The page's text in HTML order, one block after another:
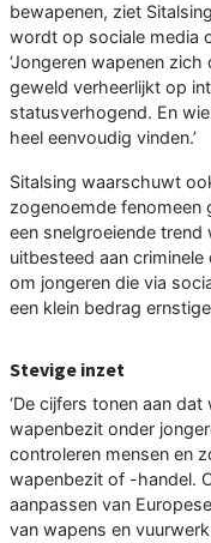
bewapenen, ziet
wordt op sociale media
‘Jongeren wapenen
geweld verheerlijkt op
statusverhogend. En
heel eenvoudig vinden.’
Sitalsing waarschuwt
zogenoemde fenomeen
een snelgroeiende
uitbesteed aan
om jongeren die via
een klein bedrag
Stevige inzet
‘De cijfers tonen aan
wapenbezit onder
controleren mensen en
wapenbezit of -handel.
aanpassen van
van wapens en